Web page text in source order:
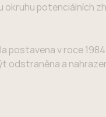
potenciálních
postavena v roce
odstraněna a